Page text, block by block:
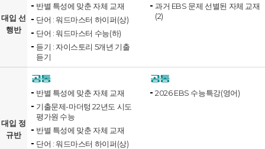
대입 선
행반
반별 특성에 맞춘 자체 교재
단어 : 워드마스터 하이퍼(상)
단어 : 워드마스터 수능(하)
듣기 : 자이스토리 5개년 기출
듣기
과거 EBS 문제 선별된 자체 교재
(2)
대입 정
규반
공통
반별 특성에 맞춘 자체 교재
기출문제-마더텅 22년도 시도
평가원 수능
반별 특성에 맞춘 자체 교재
단어 : 워드마스터 하이퍼(상)
공통
2026 EBS 수능특강(영어)